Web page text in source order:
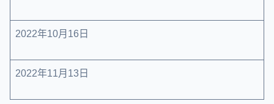
2022年10月16日
2022年11月13日